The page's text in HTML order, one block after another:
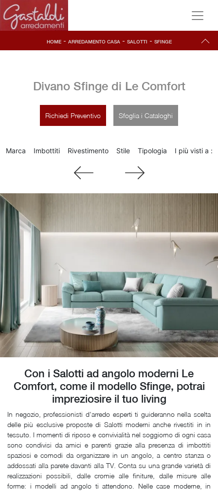
HOME- ARREDAMENTO CASA- SALOTTI - SFINGE
Divano Sfinge di Le Comfort
Richiedi Preventivo Sfoglia i Cataloghi
Marca Imbottiti Rivestimento Stile Tipologia I più visti a :
Con i Salotti ad angolo moderni Le
Comfort, come il modello Sfinge, potrai
impreziosire il tuo living
In negozio, professionisti d'arredo esperti ti guideranno nella scelta
delle più esclusive proposte di Salotti moderni anche rivestiti in in
tessuto. I momenti di riposo e convivialità nel soggiorno di ogni casa
sono condivisi da amici e parenti grazie alla presenza di imbottiti
spaziosi e comodi da organizzare in un angolo, a centro stanza o
addossati alla parete davanti alla TV. Conta su una grande varietà di
realizzazioni possibili, dalle cromie alle finiture, dalle misure alle
forme: i modelli ad angolo ti attendono. Nelle case moderne, in